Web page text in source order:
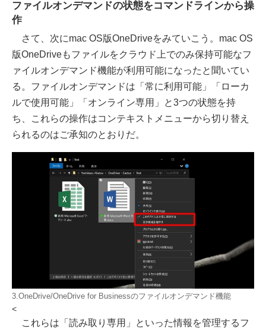
ファイルオンデマンドの状態をコマンドラインから操
作
さて、次にmac OS版OneDriveをみていこう。mac OS
版OneDriveもファイルをクラウド上でのみ保持可能なフ
ァイルオンデマンド機能が利用可能になったと聞いてい
る。ファイルオンデマンドは「常に利用可能」「ローカ
ルで使用可能」「オンライン専用」と3つの状態を持
ち、これらの操作はコンテキストメニューから切り替え
られるのはご承知のとおりだ。
3.OneDrive/OneDrive for Businessのファイルオンデマンド機能
<
これらは「読み取り専用」といった情報を管理するフ